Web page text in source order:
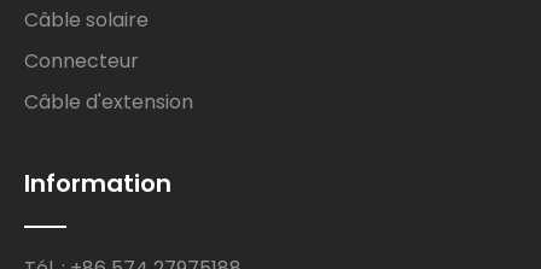
Câble solaire
Connecteur
Câble d'extension
Information